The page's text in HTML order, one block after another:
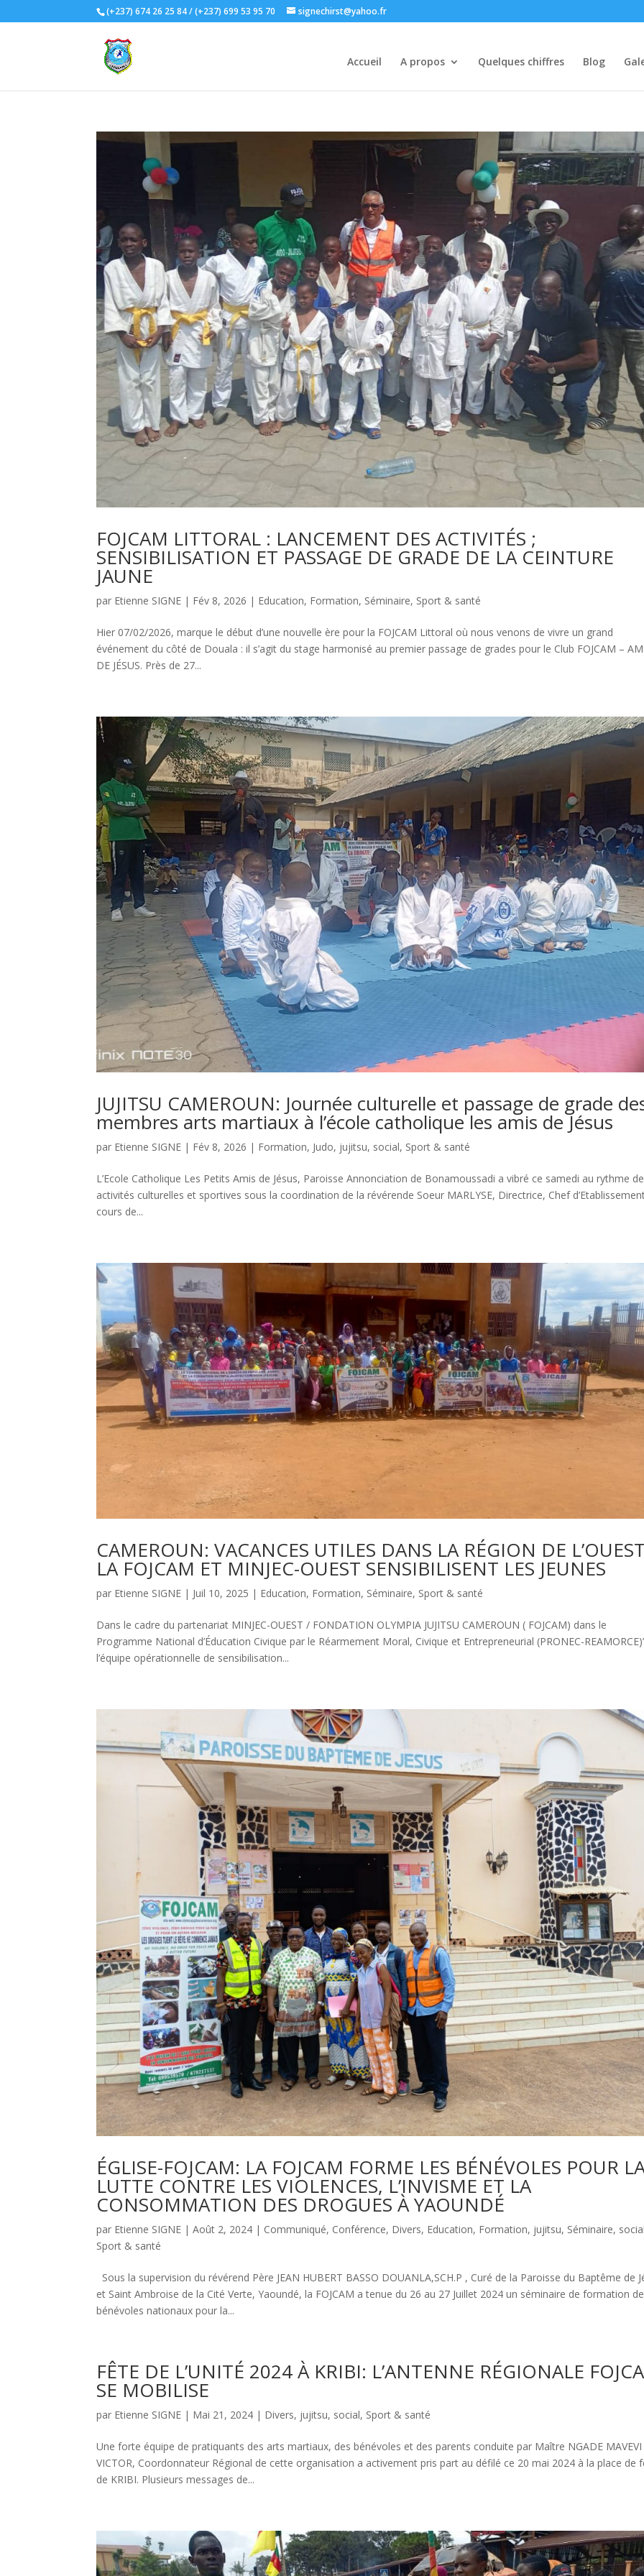
(+237) 674 26 25 84 / (+237) 699 53 95 70 signechirst@yahoo.fr
Accueil A propos Quelques chiffres Blog
FOJCAM LITTORAL : LANCEMENT DES ACTIVITÉS ;
SENSIBILISATION ET PASSAGE DE GRADE DE LA CEINTURE
JAUNE
par Etienne SIGNE | Fév 8, 2026 | Education, Formation, Séminaire, Sport & santé
Hier 07/02/2026, marque le début d’une nouvelle ère pour la FOJCAM Littoral où nous venons de vivre un grand
événement du côté de Douala : il s’agit du stage harmonisé au premier passage de grades pour le Club FOJCAM –
DE JÉSUS. Près de 27...
JUJITSU CAMEROUN: Journée culturelle et passage de grade
membres arts martiaux à l’école catholique les amis de Jésus
par Etienne SIGNE | Fév 8, 2026 | Formation, Judo, jujitsu, social, Sport & santé
L’Ecole Catholique Les Petits Amis de Jésus, Paroisse Annonciation de Bonamoussadi a vibré ce samedi au rythme
activités culturelles et sportives sous la coordination de la révérende Soeur MARLYSE, Directrice, Chef
cours de...
CAMEROUN: VACANCES UTILES DANS LA RÉGION DE
LA FOJCAM ET MINJEC-OUEST SENSIBILISENT LES JEUNES
par Etienne SIGNE | Juil 10, 2025 | Education, Formation, Séminaire, Sport & santé
Dans le cadre du partenariat MINJEC-OUEST / FONDATION OLYMPIA JUJITSU CAMEROUN ( FOJCAM) dans le
Programme National d’Éducation Civique par le Réarmement Moral, Civique et Entrepreneurial (PRONEC-
l’équipe opérationnelle de sensibilisation...
ÉGLISE-FOJCAM: LA FOJCAM FORME LES BÉNÉVOLES POUR
LUTTE CONTRE LES VIOLENCES, L’INVISME ET LA
CONSOMMATION DES DROGUES À YAOUNDÉ
par Etienne SIGNE |Août 2, 2024 | Communiqué, Conférence, Divers, Education, Formation, jujitsu, Séminaire,
Sport & santé
Sous la supervision du révérend Père JEAN HUBERT BASSO DOUANLA,SCH.P , Curé de la Paroisse du Baptême de
et Saint Ambroise de la Cité Verte, Yaoundé, la FOJCAM a tenue du 26 au 27 Juillet 2024 un séminaire de formation
bénévoles nationaux pour la...
FÊTE DE L’UNITÉ 2024 À KRIBI: L’ANTENNE RÉGIONALE
SE MOBILISE
par Etienne SIGNE | Mai 21, 2024 | Divers, jujitsu, social, Sport & santé
Une forte équipe de pratiquants des arts martiaux, des bénévoles et des parents conduite par Maître NGADE MAVEVI
VICTOR, Coordonnateur Régional de cette organisation a activement pris part au défilé ce 20 mai 2024 à la place de
de KRIBI. Plusieurs messages de...